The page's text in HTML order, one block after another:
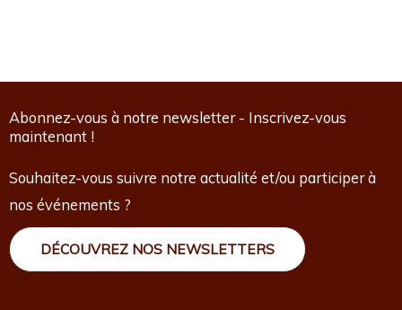
Abonnez-vous à notre newsletter - Inscrivez-vous
maintenant !
Souhaitez-vous suivre notre actualité et/ou participer à
nos événements ?
DÉCOUVREZ NOS NEWSLETTERS